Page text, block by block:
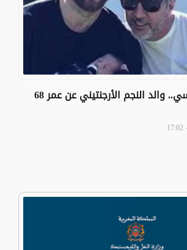
وفاة خورخي ميسي.. والد النجم الأرجنتيني عن عمر 68